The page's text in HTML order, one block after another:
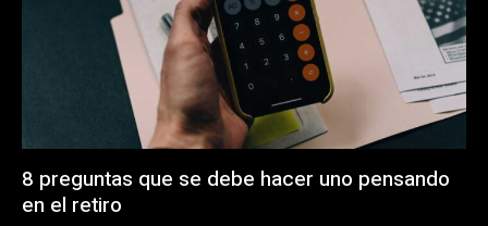
8 preguntas que se debe hacer uno pensando
en el retiro